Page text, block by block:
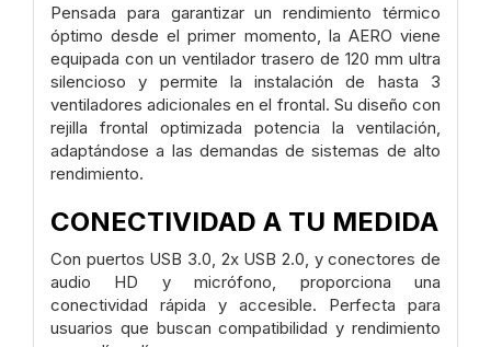
Pensada para garantizar un rendimiento térmico
óptimo desde el primer momento, la AERO viene
equipada con un ventilador trasero de 120 mm ultra
silencioso y permite la instalación de hasta 3
ventiladores adicionales en el frontal. Su diseño con
rejilla frontal optimizada potencia la ventilación,
adaptándose a las demandas de sistemas de alto
rendimiento.
CONECTIVIDAD A TU MEDIDA
Con puertos USB 3.0, 2x USB 2.0, y conectores de
audio HD y micrófono, proporciona una
conectividad rápida y accesible. Perfecta para
usuarios que buscan compatibilidad y rendimiento